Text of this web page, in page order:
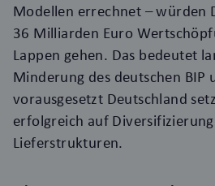
Modellen errechnet – würden
36 Milliarden Euro
Lappen gehen. Das bedeutet
Minderung des deutschen BIP
vorausgesetzt Deutschland
erfolgreich auf
Lieferstrukturen.